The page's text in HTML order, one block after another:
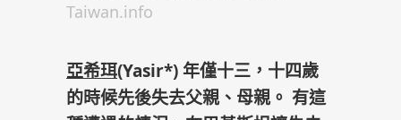
Taiwan.info
亞希珥(Yasir*) 年僅十三，十四歲
的時候先後失去父親、母親。 有這